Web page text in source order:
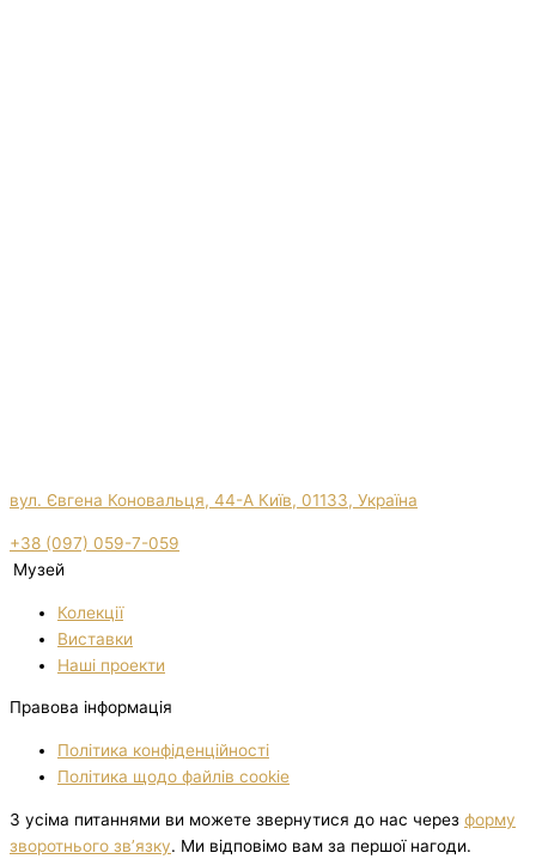
вул. Євгена Коновальця, 44-А Київ, 01133, Україна
+38 (097) 059-7-059
Музей
Колекції
Виставки
Нашi проекти
Правова інформація
Політика конфіденційності
Політика щодо файлів cookie
З усіма питаннями ви можете звернутися до нас через форму
зворотнього зв’язку. Ми відповімо вам за першої нагоди.